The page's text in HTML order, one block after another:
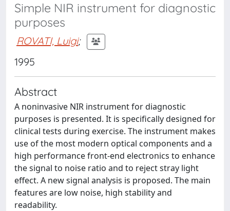
Simple NIR instrument for diagnostic
purposes
ROVATI, Luigi;
1995
Abstract
A noninvasive NIR instrument for diagnostic
purposes is presented. It is specifically designed for
clinical tests during exercise. The instrument makes
use of the most modern optical components and a
high performance front-end electronics to enhance
the signal to noise ratio and to reject stray light
effect. A new signal analysis is proposed. The main
features are low noise, high stability and
readability.